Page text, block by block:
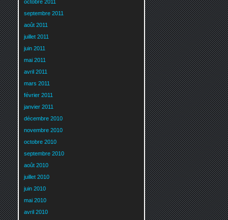
octobre 2011
septembre 2011
août 2011
juillet 2011
juin 2011
mai 2011
avril 2011
mars 2011
février 2011
janvier 2011
décembre 2010
novembre 2010
octobre 2010
septembre 2010
août 2010
juillet 2010
juin 2010
mai 2010
avril 2010